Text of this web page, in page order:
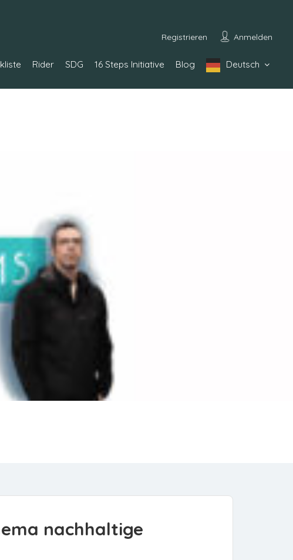
Registrieren Anmelden
Rider SDG 16 Steps Initiative Blog Deutsch
nachhaltige